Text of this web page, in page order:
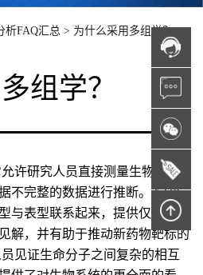
析FAQ汇总 > 为什么采用多组学？
组学？
许研究人员直接测量生物表型
不完整的数据进行推断。 它帮
与表型联系起来，提供仅靠单一
解，并有助于推动新药物靶标的
见证生命分子之间复杂的相互